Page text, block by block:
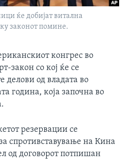
ќе добијат витална
законот помине.
конгрес во
закон со кој ќе се
делови од владата во
година, која започна во
резервации се
спротивставување на Кина
од договорот потпишан